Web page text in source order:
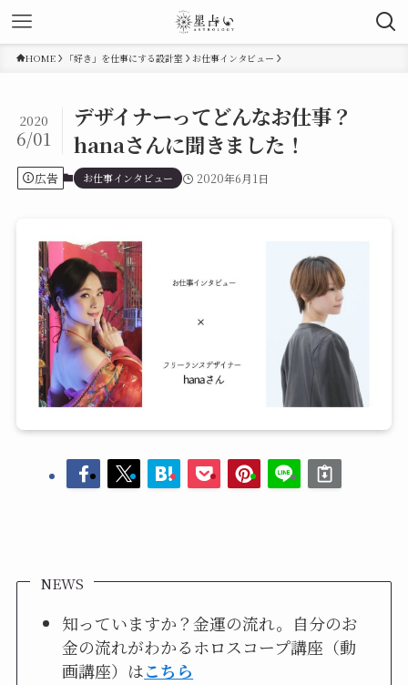
HOME 「好き」を仕事にする設計室 お仕事インタビュー
デザイナーってどんなお仕事？
hanaさんに聞きました！
2020
6/01
広告 お仕事インタビュー 2020年6月1日
NEWS
知っていますか？金運の流れ。自分のお
金の流れがわかるホロスコープ講座（動
画講座）はこちら